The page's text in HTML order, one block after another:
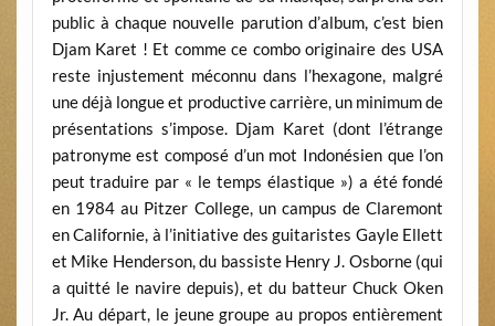
public à chaque nouvelle parution d’album, c’est bien
Djam Karet ! Et comme ce combo originaire des USA
reste injustement méconnu dans l’hexagone, malgré
une déjà longue et productive carrière, un minimum de
présentations s’impose. Djam Karet (dont l’étrange
patronyme est composé d’un mot Indonésien que l’on
peut traduire par « le temps élastique ») a été fondé
en 1984 au Pitzer College, un campus de Claremont
en Californie, à l’initiative des guitaristes Gayle Ellett
et Mike Henderson, du bassiste Henry J. Osborne (qui
a quitté le navire depuis), et du batteur Chuck Oken
Jr. Au départ, le jeune groupe au propos entièrement